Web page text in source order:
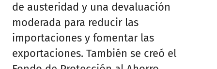
de austeridad y una devaluación
moderada para reducir las
importaciones y fomentar las
exportaciones. También se creó el